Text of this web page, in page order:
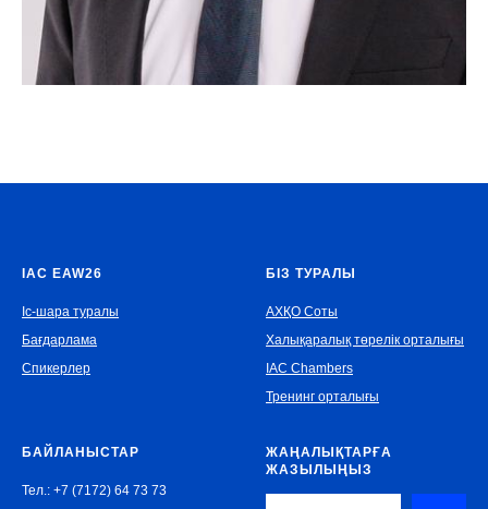
IAC EAW26
Іс-шара туралы
Бағдарлама
Спикерлер
БІЗ ТУРАЛЫ
АХҚО Соты
Халықаралық төрелік орталығы
IAC Chambers
Тренинг орталығы
БАЙЛАНЫСТАР
Тел.: +7 (7172) 64 73 73
ЖАҢАЛЫҚТАРҒА
ЖАЗЫЛЫҢЫЗ